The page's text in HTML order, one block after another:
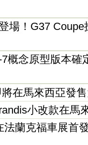
場！G37
7概念原型版本
將在馬來西亞發
小改款在馬
法蘭克福車展首